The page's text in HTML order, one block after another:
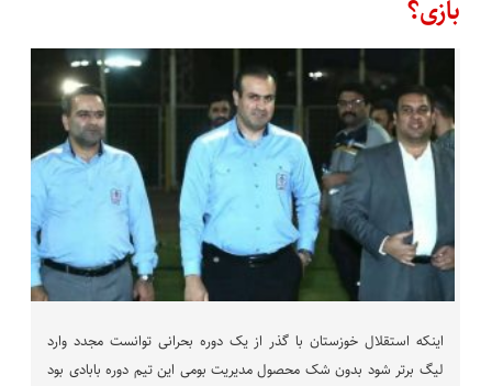
بازی؟
اینکه استقلال خوزستان با گذر از یک دوره بحرانی توانست مجدد وارد
لیگ برتر شود بدون شک محصول مدیریت بومی این تیم دوره بابادی بود